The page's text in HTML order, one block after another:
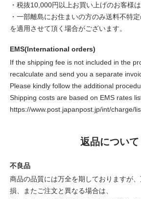
・税抜10,000円以上お買い上げのお客様
・一部離島にお住まいの方のみ送料不特
を適用させて頂く場合がございます。
EMS(International orders)
If the shipping fee is not included in the
recalculate and send you a separate
Please kindly follow the additional
Shipping costs are based on EMS rates
https://www.post.japanpost.jp/int/charge/
返品について
不良品
商品の品質には万全を期しておりますが
損、またご注文と異なる場合は、